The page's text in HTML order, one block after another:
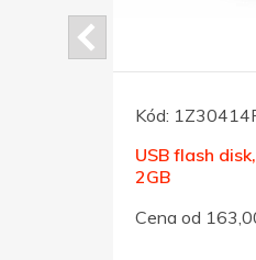
Kód:
USB flash
2GB
Cena od